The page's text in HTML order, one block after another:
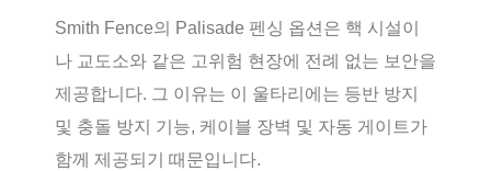
Smith Fence의 Palisade 펜싱 옵션은 핵 시설이
나 교도소와 같은 고위험 현장에 전례 없는 보안을
제공합니다. 그 이유는 이 울타리에는 등반 방지
및 충돌 방지 기능, 케이블 장벽 및 자동 게이트가
함께 제공되기 때문입니다.